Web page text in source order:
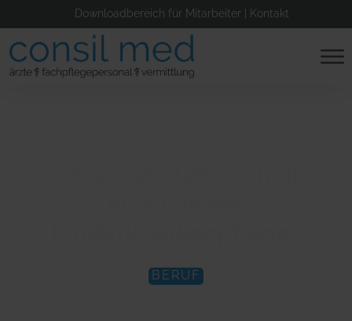
Downloadbereich für Mitarbeiter Kontakt
BERUF